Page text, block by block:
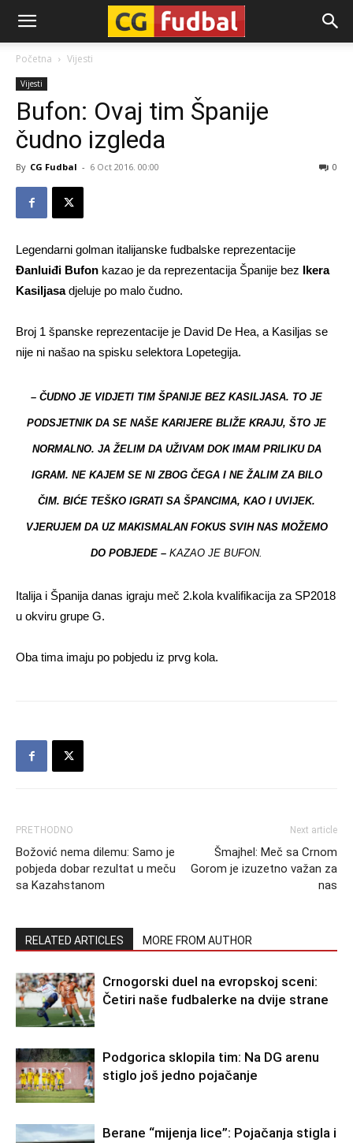
CG-
Fudbal
Početna Vijesti
Vijesti
Bufon: Ovaj tim Španije
čudno izgleda
By CG Fudbal - 6 Oct 2016. 00:00 0
Legendarni golman italijanske fudbalske reprezentacije
Đanluiđi Bufon kazao je da reprezentacija Španije bez Ikera
Kasiljasadjeluje po malo čudno.
Broj 1 španske reprezentacije je David De Hea, a Kasiljas se
nije ni našao na spisku selektora Lopetegija.
– ČUDNO JE VIDJETI TIM ŠPANIJE BEZ KASILJASA. TO JE
PODSJETNIK DA SE NAŠE KARIJERE BLIŽE KRAJU, ŠTO JE
NORMALNO. JA ŽELIM DA UŽIVAM DOK IMAM PRILIKU DA
IGRAM. NE KAJEM SE NI ZBOG ČEGA I NE ŽALIM ZA BILO
ČIM. BIĆE TEŠKO IGRATI SA ŠPANCIMA, KAO I UVIJEK.
VJERUJEM DA UZ MAKISMALAN FOKUS SVIH NAS MOŽEMO
DO POBJEDE – KAZAO JE BUFON.
Italija i Španija danas igraju meč 2.kola kvalifikacija za SP2018
u okviru grupe G.
Oba tima imaju po pobjedu iz prvg kola.
PRETHODNO
Božović nema dilemu: Samo je
pobjeda dobar rezultat u meču
sa Kazahstanom
Next article
Šmajhel: Meč sa Crnom
Gorom je izuzetno važan za
nas
RELATED ARTICLES MORE FROM AUTHOR
Crnogorski duel na evropskoj sceni:
Četiri naše fudbalerke na dvije strane
Podgorica sklopila tim: Na DG arenu
stiglo još jedno pojačanje
Berane “mijenja lice”: Pojačanja stigla i